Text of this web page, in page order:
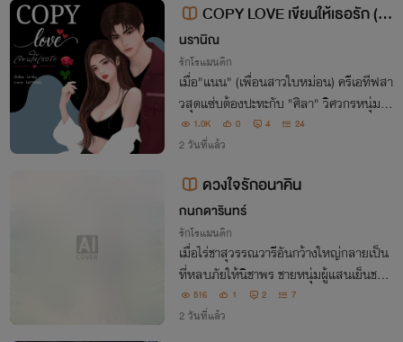
COPY LOVE เขียนให้เธอรัก (มี
E-Book)
นรานิณ
รักโรแมนติก
เมื่อ"แนน" (เพื่อนสาวใบหม่อน) ครีเอทีฟสา
วสุดแซ่บต้องปะทะกับ "ศิลา" วิศวกรหนุ่มห
น้าตายจอมดุ จากคู่กัดสู่คนคลั่งรักที่ยอมทุบ
กำแพงคอนโดเพื่อเปย์เมีย! เตรียมพบกับคว
งง
1.0K 0 4 24
2 วันที่แล้ว
ดวงใจรักอนาคิน
กนกดารินทร์
รักโรแมนติก
เมื่อไร่ชาสุวรรณวารีอันกว้างใหญ่กลายเป็น
ที่หลบภัยให้นิชาพร ชายหนุ่มผู้แสนเย็นชาอ
ย่างอนาคินก็พร้อมเปลี่ยนตัวเองเป็นเกราะป
กป้องเธอสุดชีวิต "ใครที่บังอาจแตะต้องดวงใ
516 1 2 7
2 วันที่แล้ว